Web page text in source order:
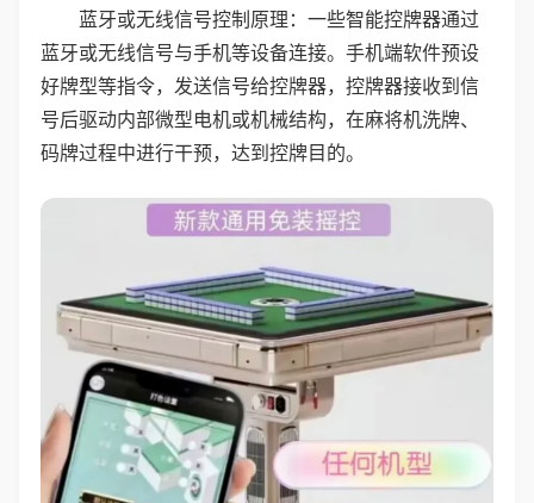
蓝牙或无线信号控制原理：一些智能控牌器通过
蓝牙或无线信号与手机等设备连接。手机端软件预设
好牌型等指令，发送信号给控牌器，控牌器接收到信
号后驱动内部微型电机或机械结构，在麻将机洗牌、
码牌过程中进行干预，达到控牌目的。